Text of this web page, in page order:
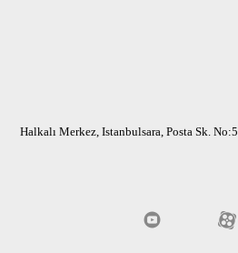
Halkalı Merkez, Istanbulsara, Posta